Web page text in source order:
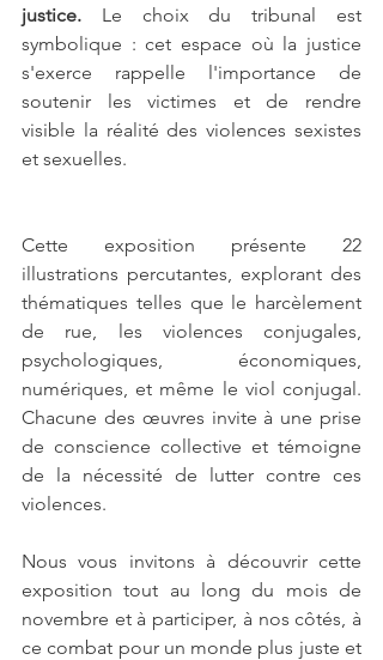
justice. Le choix du tribunal est
symbolique : cet espace où la justice
s'exerce rappelle l'importance de
soutenir les victimes et de rendre
visible la réalité des violences sexistes
et sexuelles.
Cette exposition présente 22
illustrations percutantes, explorant des
thématiques telles que le harcèlement
de rue, les violences conjugales,
psychologiques, économiques,
numériques, et même le viol conjugal.
Chacune des œuvres invite à une prise
de conscience collective et témoigne
de la nécessité de lutter contre ces
violences.
Nous vous invitons à découvrir cette
exposition tout au long du mois de
novembre et à participer, à nos côtés, à
ce combat pour un monde plus juste et